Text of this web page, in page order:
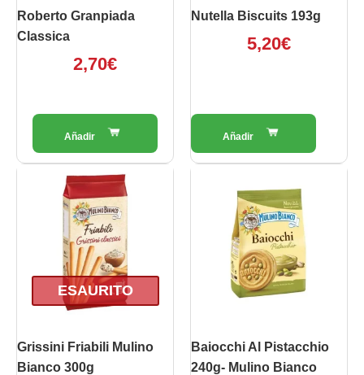
Roberto Granpiada
Classica
2,70€
Nutella Biscuits 193g
5,20€
ESAURITO
Grissini Friabili Mulino
Bianco 300g
Baiocchi Al Pistacchio
240g- Mulino Bianco